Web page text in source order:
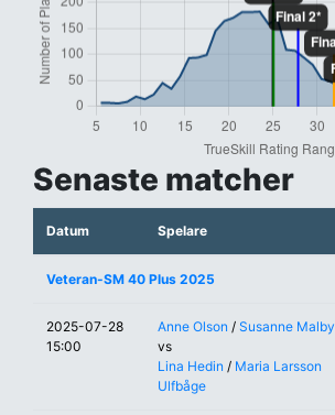
Senaste matcher
Datum Spelare
Veteran-SM 40 Plus 2025
2025-07-28
15:00
Anne Olson / Susanne Malby
vs
Lina Hedin / Maria Larsson
Ulfbåge